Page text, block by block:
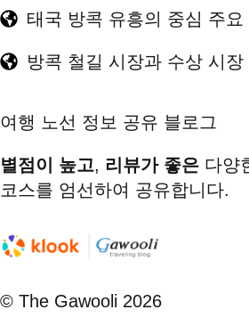
태국 방콕 유흥의 중심 주
방콕 철길 시장과 수상 시장
여행 노선 정보 공유 블로그
별점이 높고, 리뷰가 좋은 다양
코스를 엄선하여 공유합니다.
© The Gawooli 2026